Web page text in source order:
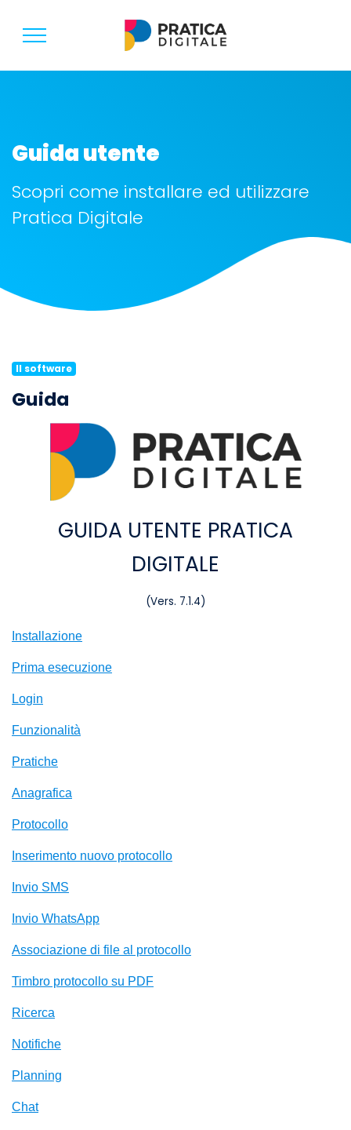
Guida utente
Scopri come installare ed utilizzare
Pratica Digitale
Il software
Guida
GUIDA UTENTE PRATICA
DIGITALE
(Vers. 7.1.4)
Installazione
Prima esecuzione
Login
Funzionalità
Pratiche
Anagrafica
Protocollo
Inserimento nuovo protocollo
Invio SMS
Invio WhatsApp
Associazione di file al protocollo
Timbro protocollo su PDF
Ricerca
Notifiche
Planning
Chat